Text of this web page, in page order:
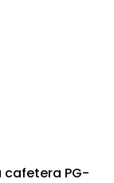
cafetera PG-